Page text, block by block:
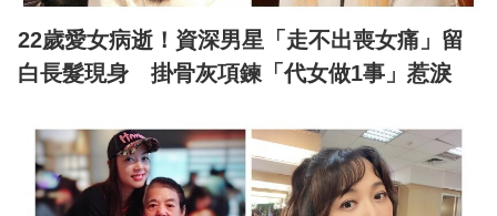
22歲愛女病逝！資深男星「走不出喪女痛」留
白長髮現身 掛骨灰項鍊「代女做1事」惹淚